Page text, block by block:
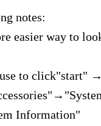
notes:
easier way to
to click"start"
Information"